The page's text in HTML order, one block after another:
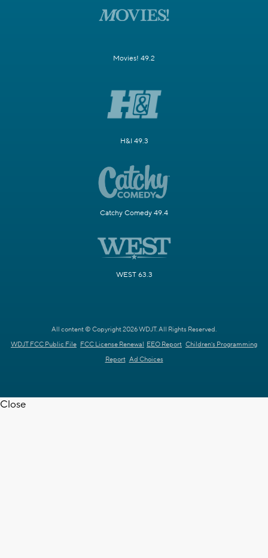
Movies! 49.2
H&I 49.3
Catchy Comedy 49.4
WEST 63.3
All content © Copyright 2026 WDJT. All Rights Reserved.
WDJT FCC Public File FCC License Renewal EEO Report Children's Programming
Report Ad Choices
Close